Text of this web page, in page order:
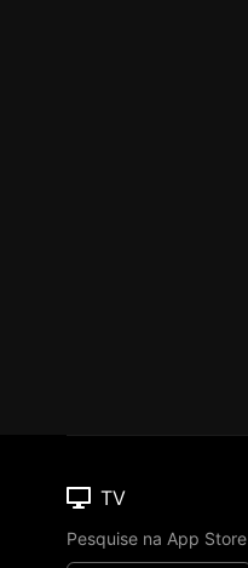
TV
Pesquise na App Store